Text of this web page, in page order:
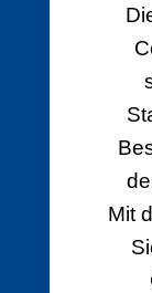
Mit
DIE
Wenn
Wenn
langsam
Wenn